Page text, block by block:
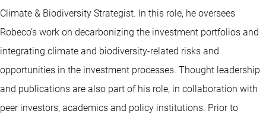
Climate & Biodiversity Strategist. In this role, he oversees
Robeco’s work on decarbonizing the investment portfolios and
integrating climate and biodiversity-related risks and
opportunities in the investment processes. Thought leadership
and publications are also part of his role, in collaboration with
peer investors, academics and policy institutions. Prior to